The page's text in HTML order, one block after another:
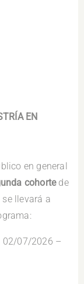
EN
en general
cohortede
se llevará a
02/07/2026 –